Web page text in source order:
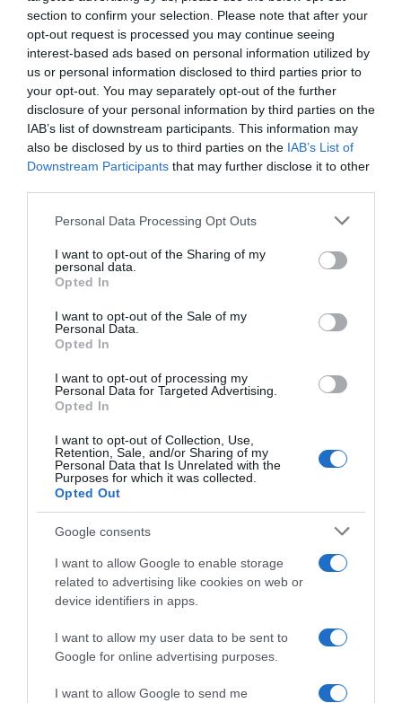
section to confirm your selection. Please note that after your
opt-out request is processed you may continue seeing
interest-based ads based on personal information utilized by
us or personal information disclosed to third parties prior to
your opt-out. You may separately opt-out of the further
disclosure of your personal information by third parties on the
IAB’s list of downstream participants. This information may
also be disclosed by us to third parties on the IAB’s List of
Downstream Participants that may further disclose it to other
Please note that this website/app uses one or more Google
not limited to your visit or usage behaviour. You may click to
grant or deny consent to Google and its third-party tags to
use your data for below specified purposes in below Google
consent section.
Personal Data Processing Opt Outs
I want to opt-out of the Sharing of my
personal data.
Opted In
I want to opt-out of the Sale of my
Personal Data.
Opted In
I want to opt-out of processing my
Personal Data for Targeted Advertising.
Opted In
I want to opt-out of Collection, Use,
Retention, Sale, and/or Sharing of my
Personal Data that Is Unrelated with the
Purposes for which it was collected.
Opted Out
Google consents
I want to allow Google to enable storage
related to advertising like cookies on web or
device identifiers in apps.
I want to allow my user data to be sent to
Google for online advertising purposes.
I want to allow Google to send me
ΠΟΛΙΤΙΚΗ